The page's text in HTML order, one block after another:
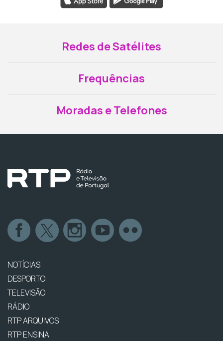
Redes de Satélites
Frequências
Moradas e Telefones
NOTÍCIAS
DESPORTO
TELEVISÃO
RÁDIO
RTP ARQUIVOS
RTP ENSINA